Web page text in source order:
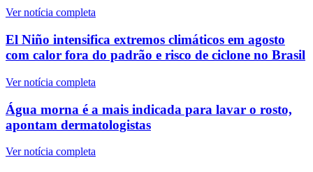
Ver notícia completa
El Niño intensifica extremos climáticos em agosto
com calor fora do padrão e risco de ciclone no Brasil
Ver notícia completa
Água morna é a mais indicada para lavar o rosto,
apontam dermatologistas
Ver notícia completa